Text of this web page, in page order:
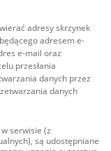
adresy skrzynek
adresem e-
e-mail oraz
przesłania
danych przez
danych
serwisie (z
są udostępniane